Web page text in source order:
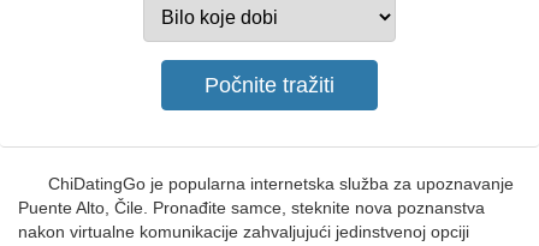
ChiDatingGo je popularna internetska služba za upoznavanje
Puente Alto, Čile. Pronađite samce, steknite nova poznanstva
nakon virtualne komunikacije zahvaljujući jedinstvenoj opciji